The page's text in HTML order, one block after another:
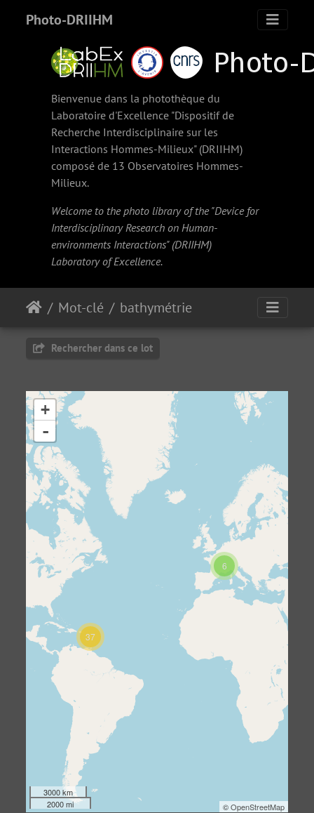
Photo-DRIIHM
Bienvenue dans la photothèque du
Laboratoire d'Excellence "Dispositif de
Recherche Interdisciplinaire sur les
Interactions Hommes-Milieux" (DRIIHM)
composé de 13 Observatoires Hommes-
Milieux.
Welcome to the photo library of the "Device for
Interdisciplinary Research on Human-
environments Interactions" (DRIIHM)
Laboratory of Excellence.
Mot-clé bathymétrie
Rechercher dans ce lot
6
37
+
-
3000 km
2000 mi
©OpenStreetMap